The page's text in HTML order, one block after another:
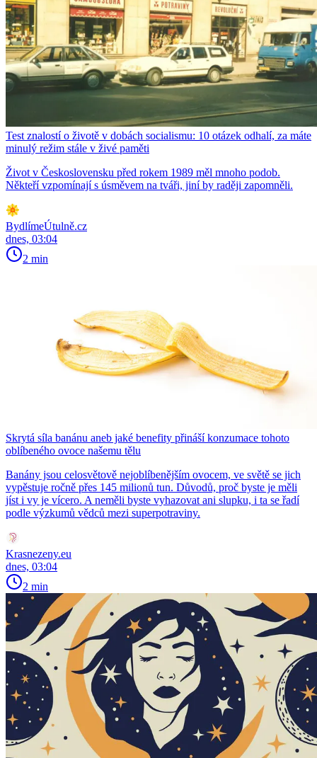
Test znalostí o životě v dobách socialismu: 10 otázek odhalí, za máte
minulý režim stále v živé paměti
Život v Československu před rokem 1989 měl mnoho podob.
Někteří vzpomínají s úsměvem na tváři, jiní by raději zapomněli.
BydlímeÚtulně.cz
dnes, 03:04
2 min
Skrytá síla banánu aneb jaké benefity přináší konzumace tohoto
oblíbeného ovoce našemu tělu
Banány jsou celosvětově nejoblíbenějším ovocem, ve světě se jich
vypěstuje ročně přes 145 milionů tun. Důvodů, proč byste je měli
jíst i vy je vícero. A neměli byste vyhazovat ani slupku, i ta se řadí
podle výzkumů vědců mezi superpotraviny.
Krasnezeny.eu
dnes, 03:04
2 min